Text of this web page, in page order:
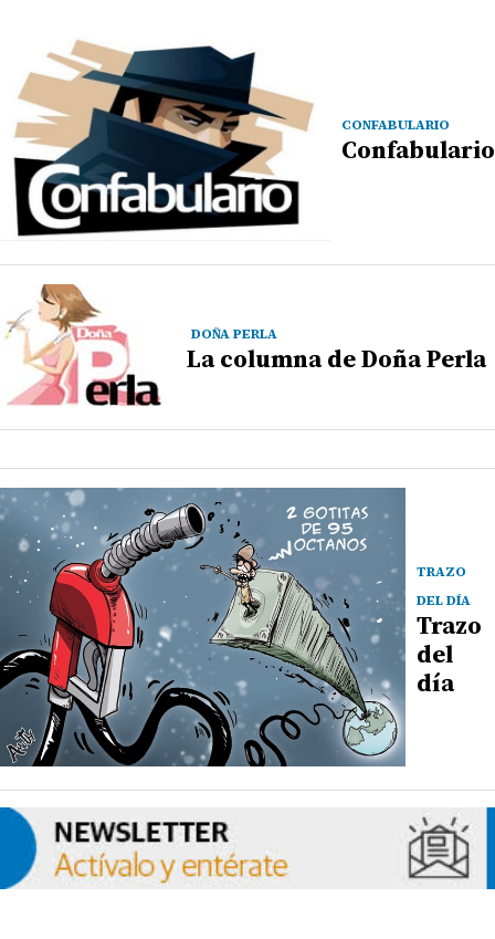
CONFABULARIO
Confabulario
DOÑA PERLA
La columna de Doña Perla
TRAZO
DEL DÍA
Trazo
del
día